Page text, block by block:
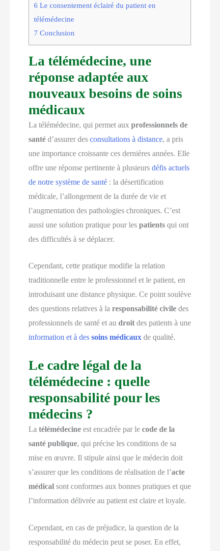
6 Le consentement éclairé du patient en
télémédecine
7 Conclusion
La télémédecine, une
réponse adaptée aux
nouveaux besoins de soins
médicaux
La télémédecine, qui permet auxprofessionnels de
santé d’assurer desconsultations à distance, a pris
une importance croissante ces dernières années. Elle
offre une réponse pertinente à plusieursdéfis actuels
de notre système de santé : la désertification
médicale, l’allongement de la durée de vie et
l’augmentation des pathologies chroniques. C’est
aussi une solution pratique pour lespatients qui ont
des difficultés à se déplacer.
Cependant, cette pratique modifie la relation
traditionnelle entre le professionnel et le patient, en
introduisant une distance physique. Ce point soulève
des questions relatives à laresponsabilité civile des
professionnels de santé et audroit des patients à une
information et à dessoins médicaux de qualité.
Le cadre légal de la
télémédecine : quelle
responsabilité pour les
médecins ?
Latélémédecine est encadrée par lecode de la
santé publique, qui précise les conditions de sa
mise en œuvre. Il stipule ainsi que le médecin doit
s’assurer que les conditions de réalisation de l’acte
médical sont conformes aux bonnes pratiques et que
l’information délivrée au patient est claire et loyale.
Cependant, en cas de préjudice, la question de la
responsabilité du médecin peut se poser. En effet,